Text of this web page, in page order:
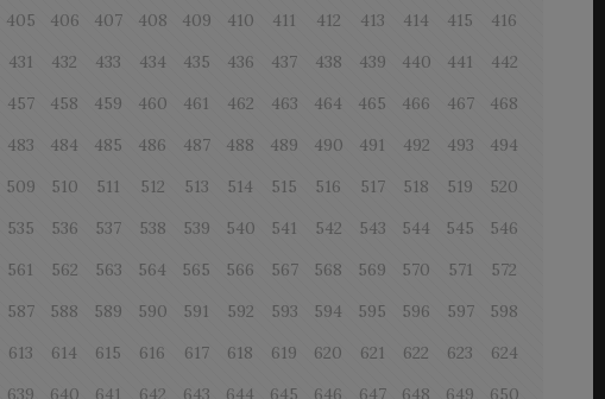
405 406 407 408 409 410 411 412 413 414 415
416
431 432 433 434 435 436 437 438 439 440 441
442
457 458 459 460 461 462 463 464 465 466 467
468
483 484 485 486 487 488 489 490 491 492 493
494
509 510 511 512 513 514 515 516 517 518 519
520
535 536 537 538 539 540 541 542 543 544 545
546
561 562 563 564 565 566 567 568 569 570 571
572
587 588 589 590 591 592 593 594 595 596 597
598
613 614 615 616 617 618 619 620 621 622 623
624
639 640 641 642 643 644 645 646 647 648 649
650